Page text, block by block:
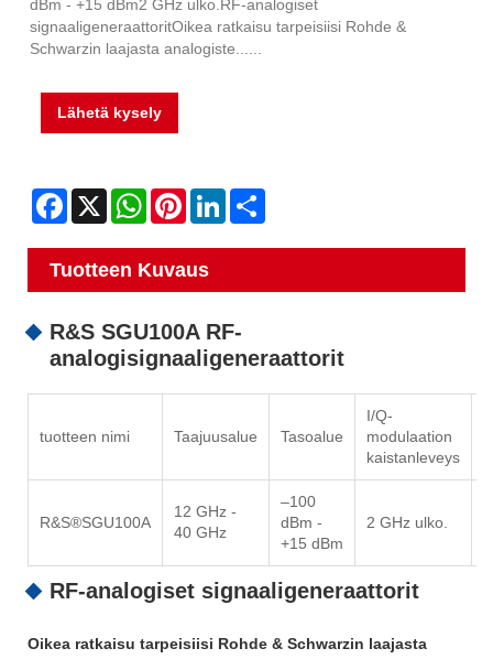
dBm - +15 dBm2 GHz ulko.RF-analogiset
signaaligeneraattoritOikea ratkaisu tarpeisiisi Rohde &
Schwarzin laajasta analogiste......
Lähetä kysely
Facebook
X WhatsAppPinterestLinkedIn
Tuotteen Kuvaus
R&S SGU100A RF-
analogisignaaligeneraattorit
tuotteen nimi Taajuusalue Tasoalue
I/Q-
modulaation
kaistanleveys
R&S®SGU100A
12 GHz -
40 GHz
–100
dBm -
+15 dBm
2 GHz ulko.
RF-analogiset signaaligeneraattorit
Oikea ratkaisu tarpeisiisi Rohde & Schwarzin laajasta